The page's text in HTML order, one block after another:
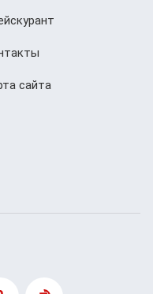
сайта